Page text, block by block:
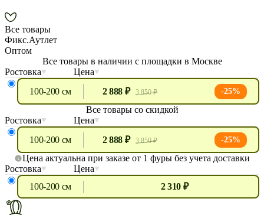
Все товары
Фикс.Аутлет
Оптом
Все товары в наличии с площадки в Москве
Ростовка
Цена
100-200 см
2 888 ₽ 3 850 ₽ -25%
Все товары со скидкой
Ростовка
Цена
100-200 см
2 888 ₽ 3 850 ₽ -25%
Цена актуальна при заказе от 1 фуры без учета доставки
Ростовка
Цена
100-200 см
2 310 ₽